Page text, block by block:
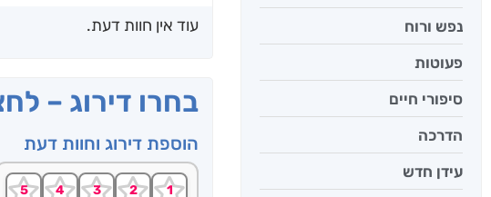
נפש ורוח
פעוטות
סיפורי חיים
הדרכה
עידן חדש
עוד אין חוות דעת.
בחרו דירוג –
הוספת דירוג וחוות דעת